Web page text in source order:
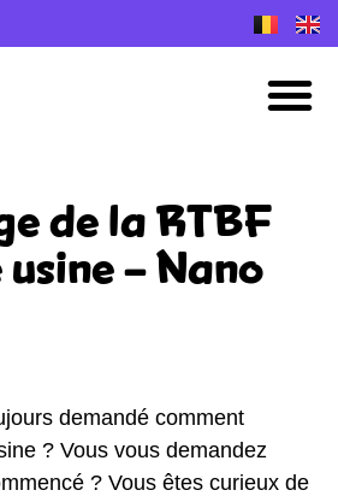
de la RTBF
– Nano
demandé comment
? Vous vous demandez
? Vous êtes curieux de